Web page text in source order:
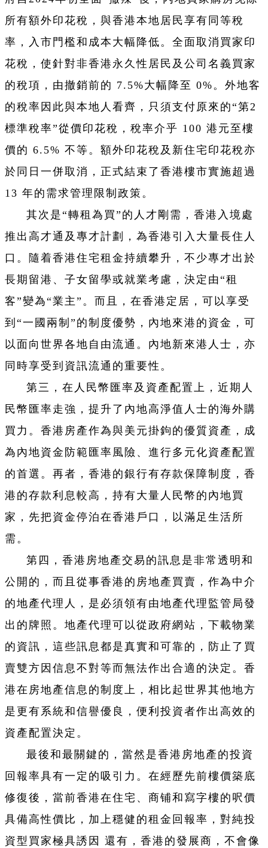
所有額外印花稅，與香港本地居民享有同等稅
率，入市門檻和成本大幅降低。全面取消買家印
花稅，使針對非香港永久性居民及公司名義買家
的稅項，由撤銷前的 7.5%大幅降至 0%。外地客
的稅率因此與本地人看齊，只須支付原來的“第2
標準稅率”從價印花稅，稅率介乎 100 港元至樓
價的 6.5% 不等。額外印花稅及新住宅印花稅亦
於同日一併取消，正式結束了香港樓市實施超過
13 年的需求管理限制政策。
其次是“轉租為買”的人才剛需，香港入境處
推出高才通及專才計劃，為香港引入大量長住人
口。隨着香港住宅租金持續攀升，不少專才出於
長期留港、子女留學或就業考慮，決定由“租
客”變為“業主”。而且，在香港定居，可以享受
到“一國兩制”的制度優勢，內地來港的資金，可
以面向世界各地自由流通。內地新來港人士，亦
同時享受到資訊流通的重要性。
第三，在人民幣匯率及資產配置上，近期人
民幣匯率走強，提升了內地高淨值人士的海外購
買力。香港房產作為與美元掛鉤的優質資產，成
為內地資金防範匯率風險、進行多元化資產配置
的首選。再者，香港的銀行有存款保障制度，香
港的存款利息較高，持有大量人民幣的內地買
家，先把資金停泊在香港戶口，以滿足生活所
需。
第四，香港房地產交易的訊息是非常透明和
公開的，而且從事香港的房地產買賣，作為中介
的地產代理人，是必須領有由地產代理監管局發
出的牌照。地產代理可以從政府網站，下載物業
的資訊，這些訊息都是真實和可靠的，防止了買
賣雙方因信息不對等而無法作出合適的決定。香
港在房地產信息的制度上，相比起世界其他地方
是更有系統和信譽優良，便利投資者作出高效的
資產配置決定。
最後和最關鍵的，當然是香港房地產的投資
回報率具有一定的吸引力。在經歷先前樓價築底
修復後，當前香港在住宅、商铺和寫字樓的呎價
具備高性價比，加上穩健的租金回報率，對純投
資型買家極具誘因 還有，香港的發展商，不會像